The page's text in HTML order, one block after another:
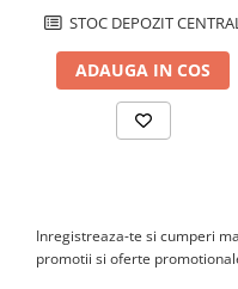
realizeaza prin reteaua locala.
Este necesar un
Pentru instalatii de pana la
poate fi conectat direct.
transformatoare externe
proiectului electric.
STOC DEPOZIT
ADAUGA IN COS
Inregistreaza-te si cumperi
promotii si oferte